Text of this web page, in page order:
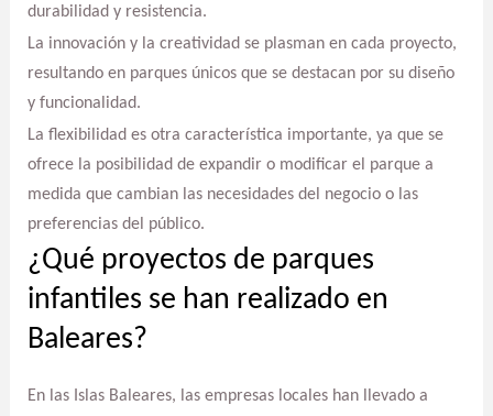
durabilidad y resistencia.
La innovación y la creatividad se plasman en cada proyecto,
resultando en parques únicos que se destacan por su diseño
y funcionalidad.
La flexibilidad es otra característica importante, ya que se
ofrece la posibilidad de expandir o modificar el parque a
medida que cambian las necesidades del negocio o las
preferencias del público.
¿Qué proyectos de parques
infantiles se han realizado en
Baleares?
En las Islas Baleares, las empresas locales han llevado a